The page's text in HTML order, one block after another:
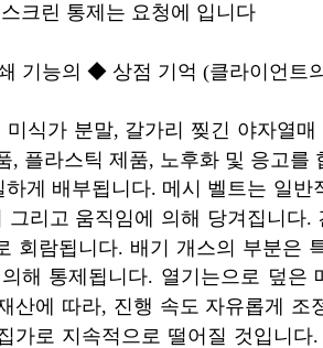
크린 통제는 요청에 입니다
기능의 ◆ 상점 기억 (클라이언트
식가 분말, 갈가리 찢긴 야자열
, 플라스틱 제품, 노후화 및 응고를
게 배부됩니다. 메시 벨트는 일반
리고 움직임에 의해 당겨집니다.
회람됩니다. 배기 개스의 부분은
해 통제됩니다. 열기는으로 덮은
산에 따라, 진행 속도 자유롭게 조
가로 지속적으로 떨어질 것입니